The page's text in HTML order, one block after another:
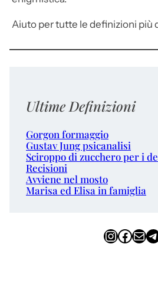
Aiuto per tutte le definizioni più
Ultime Definizioni
Gorgon formaggio
Gustav Jung psicanalisi
Sciroppo di zucchero per i
Recisioni
Avviene nel mosto
Marisa ed Elisa in famiglia
InstagramFacebook Email Telegram